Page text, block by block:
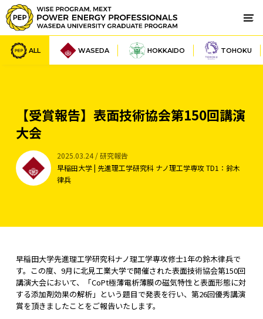
ALL WASEDA HOKKAIDO TOHOKU
【受賞報告】表面技術協会第150回講演
大会
2025.03.24 / 研究報告
早稲田大学 | 先進理工学研究科 ナノ理工学専攻 TD1：鈴木
律兵
早稲田大学先進理工学研究科ナノ理工学専攻修士1年の鈴木律兵で
す。この度、9月に北見工業大学で開催された表面技術協会第150回
講演大会において、「CoPt極薄電析薄膜の磁気特性と表面形態に対
する添加剤効果の解析」という題目で発表を行い、第26回優秀講演
賞を頂きましたことをご報告いたします。